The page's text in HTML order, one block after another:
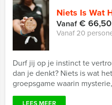
Niets Is Wat
Vanaf€ 66,50
Vanaf 20
Durf jij op je instinct te
dan je denkt? Niets is wat
groepsgame waarin